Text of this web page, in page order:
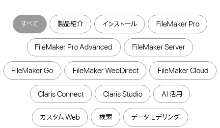
すべて 製品紹介 インストール FileMaker Pro
FileMaker Pro Advanced FileMaker Server
FileMaker Go FileMaker WebDirect FileMaker Cloud
Claris Connect Claris Studio AI 活用
カスタム Web 検索 データモデリング